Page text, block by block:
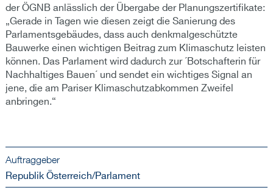
der ÖGNB anlässlich der Übergabe der Planungszertifikate:
„Gerade in Tagen wie diesen zeigt die Sanierung des
Parlamentsgebäudes, dass auch denkmalgeschützte
Bauwerke einen wichtigen Beitrag zum Klimaschutz leisten
können. Das Parlament wird dadurch zur ´Botschafterin für
Nachhaltiges Bauen´ und sendet ein wichtiges Signal an
jene, die am Pariser Klimaschutzabkommen Zweifel
anbringen.“
Auftraggeber
Republik Österreich/Parlament